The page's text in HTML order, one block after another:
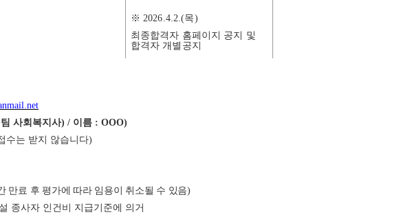
※2026.4.2.(목)
최종합격자 홈페이지 공지 및
합격자 개별공지
팀 사회복지사) / 이름 : OOO)
수는 받지 않습니다)
만료 후 평가에 따라 임용이 취소될 수 있음)
종사자 인건비 지급기준에 의거